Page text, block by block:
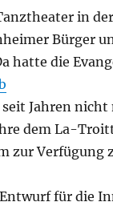
in
Bür­ger
hat­te die
seit Jah­ren
dem La-
zur Ver­fü­gung
für die